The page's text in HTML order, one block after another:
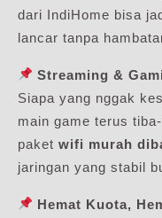
dari IndiHome bisa
lancar tanpa
Streaming &
Siapa yang nggak
main game terus
paket wifi murah
jaringan yang stabil
Hemat Kuota,